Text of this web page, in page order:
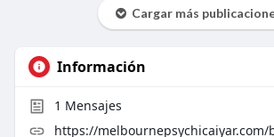
Cargar más
Información
1 Mensajes
https://melbournepsychicaiyar.com/